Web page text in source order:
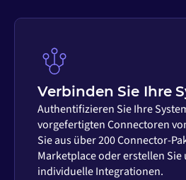
Verbinden Sie Ihre
Authentifizieren Sie Ihre
vorgefertigten Connectoren
Sie aus über 200 Connector-
Marketplace oder erstellen
individuelle Integrationen.